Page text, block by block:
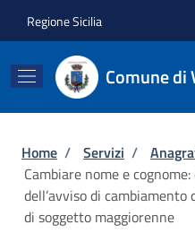
Regione Sicilia
Comune di
Briciole di
Home / Servizi /
Cambiare nome e
dell’avviso di
di soggetto maggiorenne